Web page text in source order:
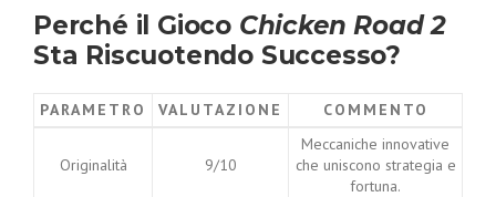
Perché il Gioco Chicken Road 2
Sta Riscuotendo Successo?
PARAMETRO VALUTAZIONE COMMENTO
Originalità 9/10
Meccaniche innovative
che uniscono strategia e
fortuna.